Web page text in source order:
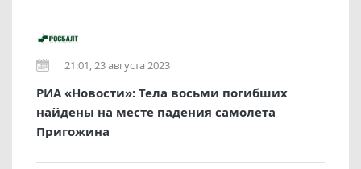
21:01, 23 августа 2023
РИА «Новости»: Тела восьми погибших
найдены на месте падения самолета
Пригожина